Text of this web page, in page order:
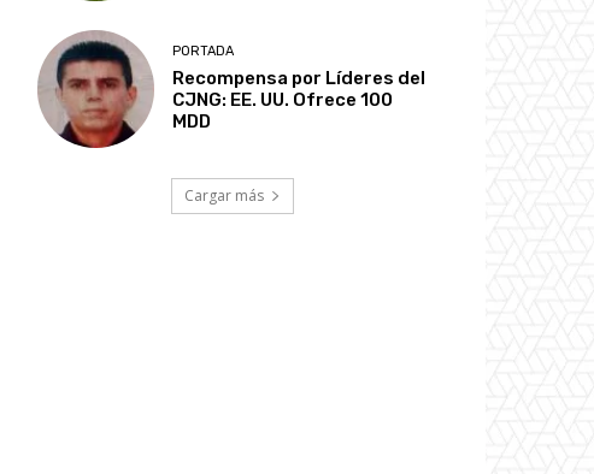
PORTADA
Recompensa por Líderes del
CJNG: EE. UU. Ofrece 100
MDD
Cargar más